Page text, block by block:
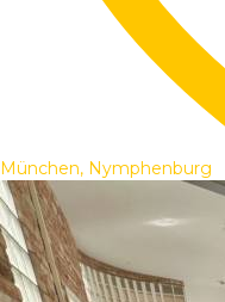
München, Nymphenburg